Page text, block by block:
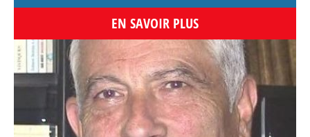
EN SAVOIR PLUS